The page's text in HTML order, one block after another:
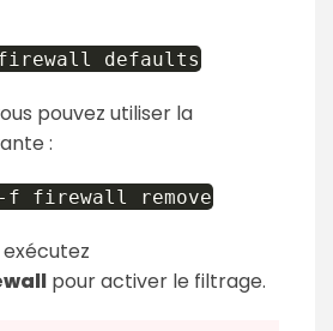
defaults
pouvez utiliser la
:
f firewall remove
pour activer le filtrage.